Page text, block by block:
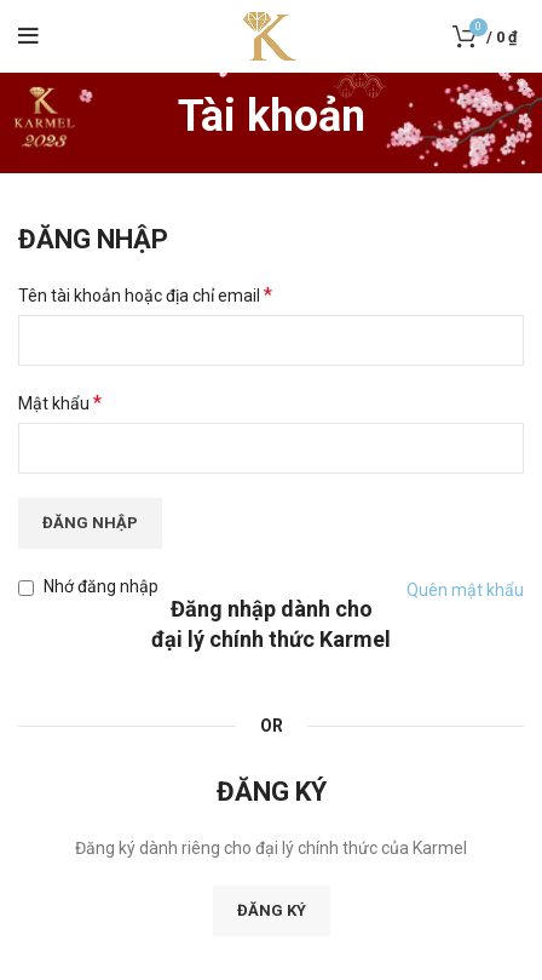
0
/ 0 ₫
Tài khoản
ĐĂNG NHẬP
Tên tài khoản hoặc địa chỉ email *
Mật khẩu *
ĐĂNG NHẬP
Quên mật khẩu
Nhớ đăng nhập
Đăng nhập dành cho
đại lý chính thức Karmel
OR
ĐĂNG KÝ
Đăng ký dành riêng cho đại lý chính thức của Karmel
ĐĂNG KÝ